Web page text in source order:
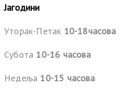
Јагодини
Уторак-Петак 10-18часова
Субота 10-16 часова
Недеља 10-15 часова